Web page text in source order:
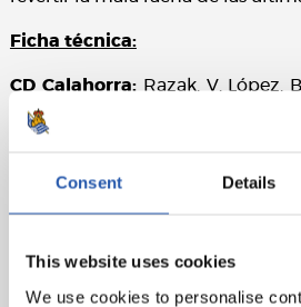
Consent Details
This website uses cookies
We use cookies to personalise
Ficha técnica:
CD Calahorra:Razak, V. López,
(cap.), Sergio Pascual
(Etxaburu, min. 76), D.
Real Sociedad C:Zango, J.
Eceizabarrena (cap.), Samuyiwa
(Aguirre, min. 62), Astiazaran y